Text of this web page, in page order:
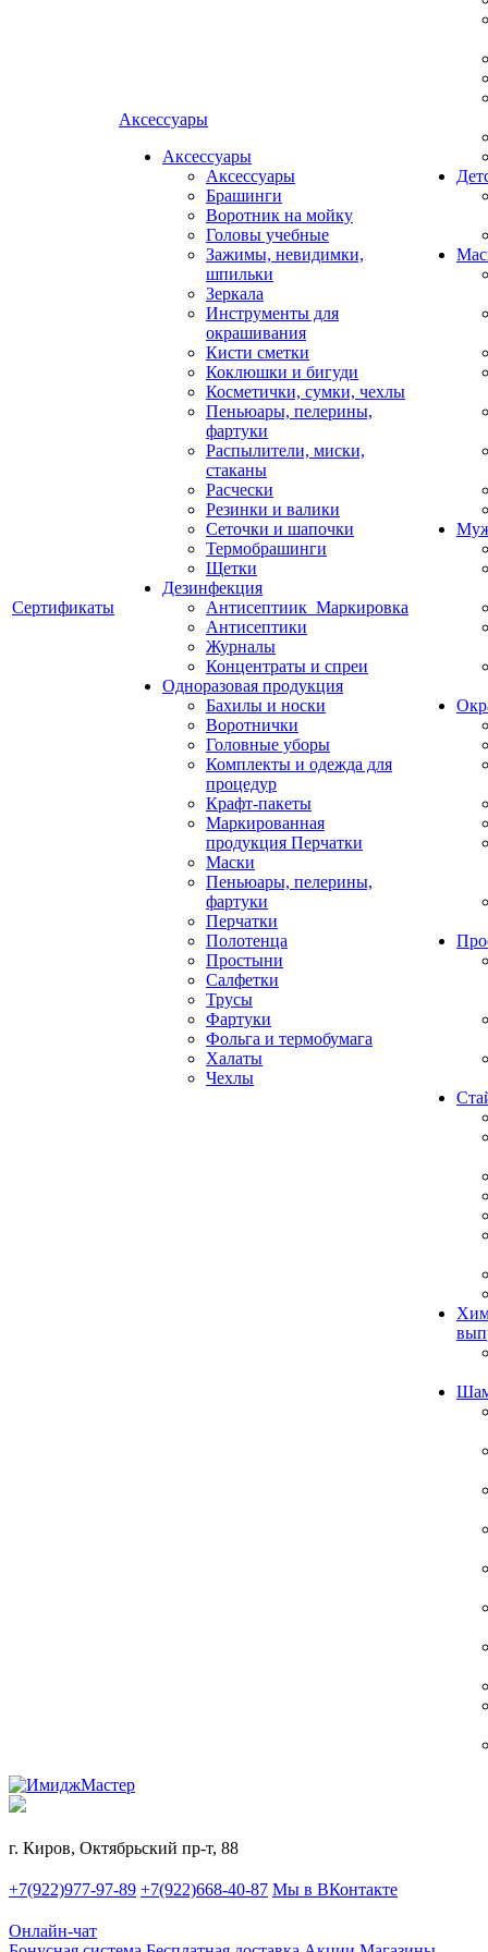
Сертификаты
Аксессуары
Аксессуары
Аксессуары
Брашинги
Воротник на мойку
Головы учебные
Зажимы, невидимки,
шпильки
Зеркала
Инструменты для
окрашивания
Кисти сметки
Коклюшки и бигуди
Косметички, сумки, чехлы
Пеньюары, пелерины,
фартуки
Распылители, миски,
стаканы
Расчески
Резинки и валики
Сеточки и шапочки
Термобрашинги
Щетки
Дезинфекция
Антисептиик_Маркировка
Антисептики
Журналы
Концентраты и спреи
Одноразовая продукция
Бахилы и носки
Воротнички
Головные уборы
Комплекты и одежда для
процедур
Крафт-пакеты
Маркированная
продукция Перчатки
Маски
Пеньюары, пелерины,
фартуки
Перчатки
Полотенца
Простыни
Салфетки
Трусы
Фартуки
Фольга и термобумага
Халаты
Чехлы
г. Киров, Октябрьский пр-т, 88
+7(922)977-97-89 +7(922)668-40-87 Мы в ВКонтакте
Онлайн-чат